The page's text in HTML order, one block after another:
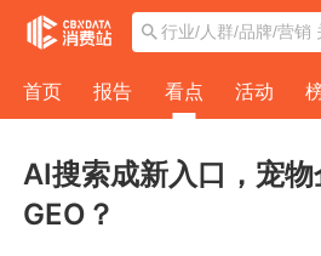
首页 报告 看点 活动
AI搜索成新入口，宠
GEO？